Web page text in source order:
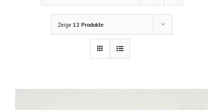
Zeige 12 Produkte